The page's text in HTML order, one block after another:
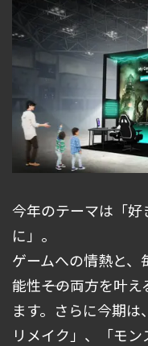
今年のテーマは「
に」。
ゲームへの情熱と
能性――その両方を叶
ます。さらに今期
リメイク」、「モン